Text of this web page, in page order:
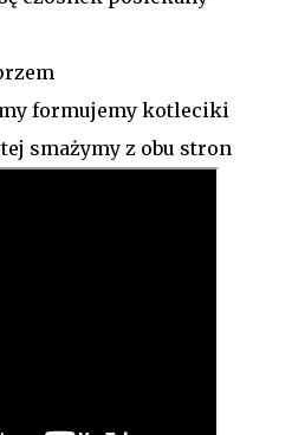
formujemy kotleciki
smażymy z obu stron